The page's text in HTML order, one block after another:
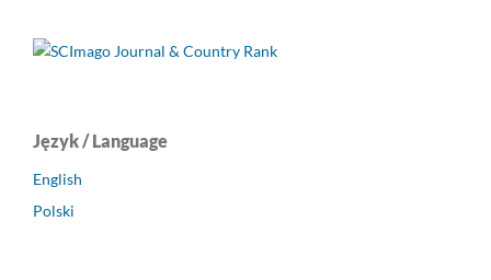
Język / Language
English
Polski